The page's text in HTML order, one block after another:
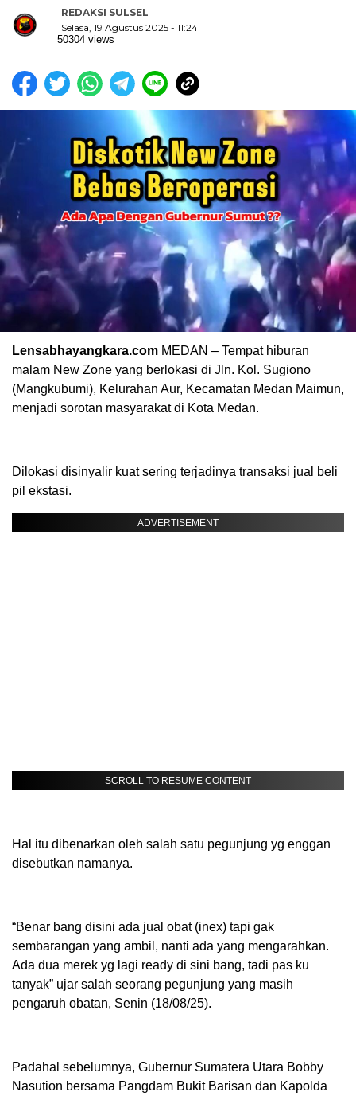
REDAKSI SULSEL
Selasa, 19 Agustus 2025 - 11:24
50304 views
Lensabhayangkara.com MEDAN – Tempat hiburan
malam New Zone yang berlokasi di Jln. Kol. Sugiono
(Mangkubumi), Kelurahan Aur, Kecamatan Medan Maimun,
menjadi sorotan masyarakat di Kota Medan.
Dilokasi disinyalir kuat sering terjadinya transaksi jual beli
pil ekstasi.
ADVERTISEMENT
SCROLL TO RESUME CONTENT
Hal itu dibenarkan oleh salah satu pegunjung yg enggan
disebutkan namanya.
“Benar bang disini ada jual obat (inex) tapi gak
sembarangan yang ambil, nanti ada yang mengarahkan.
Ada dua merek yg lagi ready di sini bang, tadi pas ku
tanyak” ujar salah seorang pegunjung yang masih
pengaruh obatan, Senin (18/08/25).
Padahal sebelumnya, Gubernur Sumatera Utara Bobby
Nasution bersama Pangdam Bukit Barisan dan Kapolda